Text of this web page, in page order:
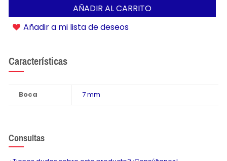
AÑADIR AL CARRITO
Añadir a mi lista de deseos
Características
Boca 7 mm
Consultas